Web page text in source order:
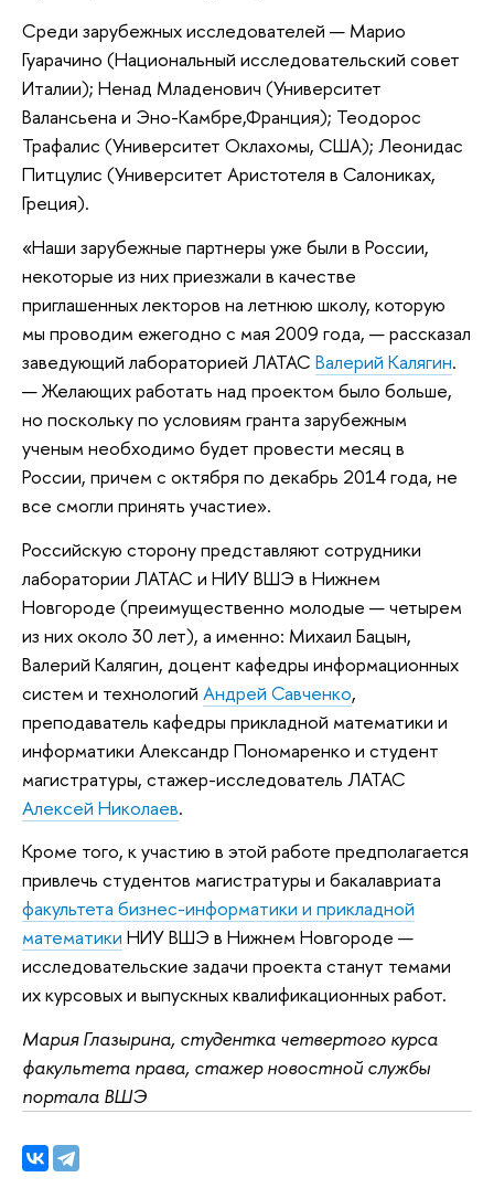
Среди зарубежных исследователей — Марио
Гуарачино (Национальный исследовательский совет
Италии); Ненад Младенович (Университет
Валансьена и Эно-Камбре,Франция); Теодорос
Трафалис (Университет Оклахомы, США); Леонидас
Питцулис (Университет Аристотеля в Салониках,
Греция).
«Наши зарубежные партнеры уже были в России,
некоторые из них приезжали в качестве
приглашенных лекторов на летнюю школу, которую
мы проводим ежегодно с мая 2009 года, — рассказал
заведующий лабораторией ЛАТАС Валерий Калягин.
— Желающих работать над проектом было больше,
но поскольку по условиям гранта зарубежным
ученым необходимо будет провести месяц в
России, причем с октября по декабрь 2014 года, не
все смогли принять участие».
Российскую сторону представляют сотрудники
лаборатории ЛАТАС и НИУ ВШЭ в Нижнем
Новгороде (преимущественно молодые — четырем
из них около 30 лет), а именно: Михаил Бацын,
Валерий Калягин, доцент кафедры информационных
систем и технологий Андрей Савченко,
преподаватель кафедры прикладной математики и
информатики Александр Пономаренко и студент
магистратуры, стажер-исследователь ЛАТАС
Алексей Николаев.
Кроме того, к участию в этой работе предполагается
привлечь студентов магистратуры и бакалавриата
факультета бизнес-информатики и прикладной
математики НИУ ВШЭ в Нижнем Новгороде —
исследовательские задачи проекта станут темами
их курсовых и выпускных квалификационных работ.
Мария Глазырина, студентка четвертого курса
факультета права, стажер новостной службы
портала ВШЭ